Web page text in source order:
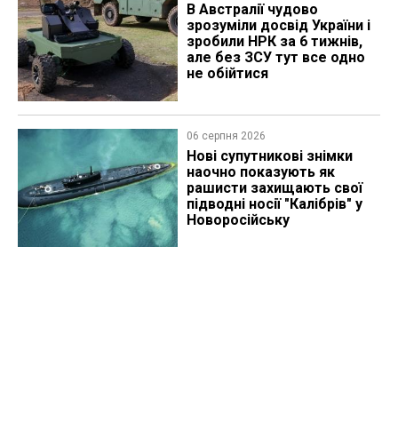
В Австралії чудово
зрозуміли досвід України і
зробили НРК за 6 тижнів,
але без ЗСУ тут все одно
не обійтися
06 серпня 2026
Нові супутникові знімки
наочно показують як
рашисти захищають свої
підводні носії "Калібрів" у
Новоросійську